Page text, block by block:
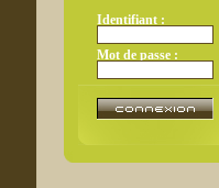
Identifiant :
Mot de passe :